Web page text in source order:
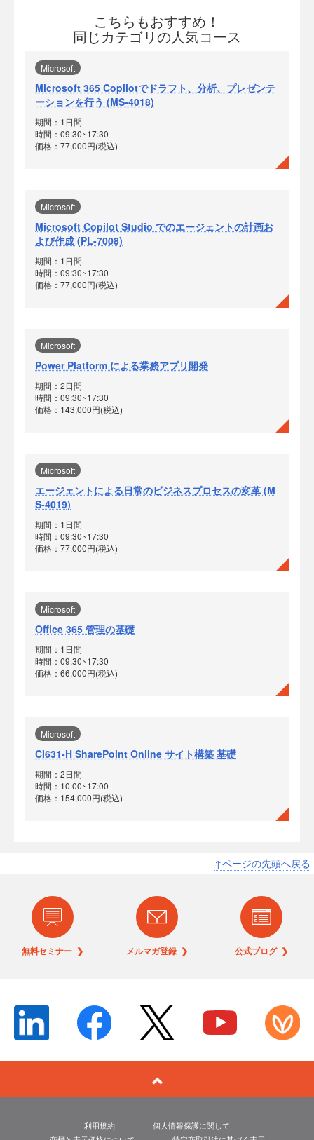
こちらもおすすめ！
同じカテゴリの人気コース
Microsoft
Microsoft 365 Copilotでドラフト、分析、プレゼンテ
ーションを行う (MS-4018)
期間：1日間
時間：09:30~17:30
価格：77,000円(税込)
Microsoft
Microsoft Copilot Studio でのエージェントの計画お
よび作成 (PL-7008)
期間：1日間
時間：09:30~17:30
価格：77,000円(税込)
Microsoft
Power Platform による業務アプリ開発
期間：2日間
時間：09:30~17:30
価格：143,000円(税込)
Microsoft
エージェントによる日常のビジネスプロセスの変革 (M
S-4019)
期間：1日間
時間：09:30~17:30
価格：77,000円(税込)
Microsoft
Office 365 管理の基礎
期間：1日間
時間：09:30~17:30
価格：66,000円(税込)
Microsoft
CI631-H SharePoint Online サイト構築 基礎
期間：2日間
時間：10:00~17:00
価格：154,000円(税込)
↑ページの先頭へ戻る
無料セミナー ❯ メルマガ登録 ❯ 公式ブログ ❯
利用規約
個人情報保護に関して